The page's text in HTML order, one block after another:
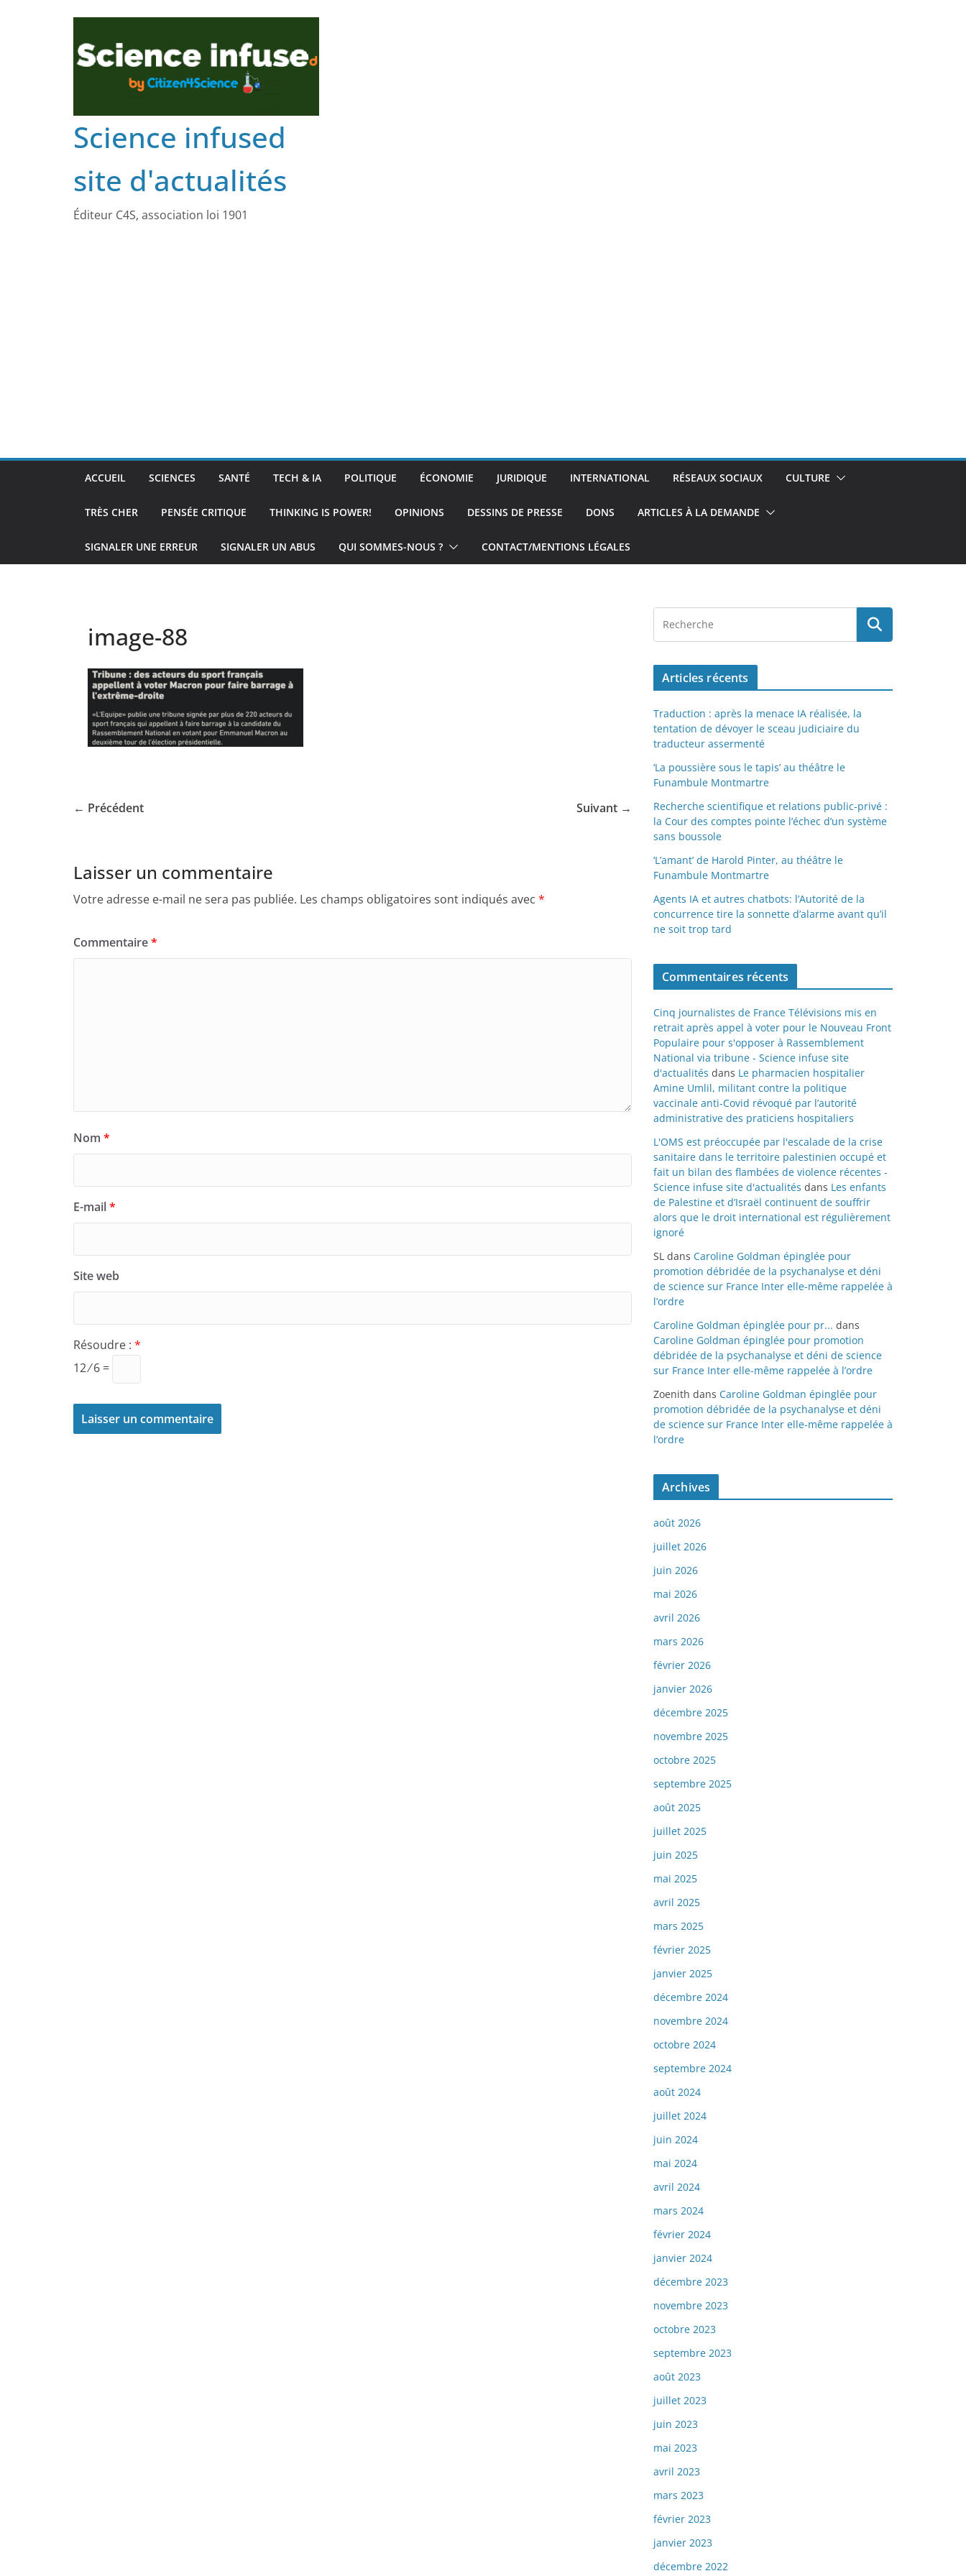
Science infused
site d'actualités
Éditeur C4S, association loi 1901
ACCUEIL SCIENCES SANTÉ TECH & IA POLITIQUE ÉCONOMIE JURIDIQUE INTERNATIONAL RÉSEAUX SOCIAUX CULTURE
TRÈS CHER PENSÉE CRITIQUE THINKING IS POWER! OPINIONS DESSINS DE PRESSE DONS ARTICLES À LA DEMANDE
SIGNALER UNE ERREUR SIGNALER UN ABUS QUI SOMMES-NOUS ? CONTACT/MENTIONS LÉGALES
image-88
← Précédent Suivant →
Laisser un commentaire
Votre adresse e-mail ne sera pas publiée. Les champs obligatoires sont indiqués avec *
Commentaire*
Nom *
E-mail*
Site web
Résoudre : *
12 ⁄ 6 =
Articles récents
Traduction : après la menace IA réalisée, la
tentation de dévoyer le sceau judiciaire du
traducteur assermenté
‘La poussière sous le tapis’ au théâtre le
Funambule Montmartre
Recherche scientifique et relations public-privé :
la Cour des comptes pointe l’échec d’un système
sans boussole
‘L’amant’ de Harold Pinter, au théâtre le
Funambule Montmartre
Agents IA et autres chatbots: l’Autorité de la
concurrence tire la sonnette d’alarme avant qu’il
ne soit trop tard
Commentaires récents
Cinq journalistes de France Télévisions mis en
retrait après appel à voter pour le Nouveau Front
Populaire pour s'opposer à Rassemblement
National via tribune - Science infuse site
d'actualités dans Le pharmacien hospitalier
Amine Umlil, militant contre la politique
vaccinale anti-Covid révoqué par l’autorité
administrative des praticiens hospitaliers
L'OMS est préoccupée par l'escalade de la crise
sanitaire dans le territoire palestinien occupé et
fait un bilan des flambées de violence récentes -
Science infuse site d'actualités dans Les enfants
de Palestine et d’Israël continuent de souffrir
alors que le droit international est régulièrement
ignoré
SL dans Caroline Goldman épinglée pour
promotion débridée de la psychanalyse et déni
de science sur France Inter elle-même rappelée à
l’ordre
Caroline Goldman épinglée pour pr... dans
Caroline Goldman épinglée pour promotion
débridée de la psychanalyse et déni de science
sur France Inter elle-même rappelée à l’ordre
Zoenith dans Caroline Goldman épinglée pour
promotion débridée de la psychanalyse et déni
de science sur France Inter elle-même rappelée à
l’ordre
Archives
août 2026
juillet 2026
juin 2026
mai 2026
avril 2026
mars 2026
février 2026
janvier 2026
décembre 2025
novembre 2025
octobre 2025
septembre 2025
août 2025
juillet 2025
juin 2025
mai 2025
avril 2025
mars 2025
février 2025
janvier 2025
décembre 2024
novembre 2024
octobre 2024
septembre 2024
août 2024
juillet 2024
juin 2024
mai 2024
avril 2024
mars 2024
février 2024
janvier 2024
décembre 2023
novembre 2023
octobre 2023
septembre 2023
août 2023
juillet 2023
juin 2023
mai 2023
avril 2023
mars 2023
février 2023
janvier 2023
décembre 2022